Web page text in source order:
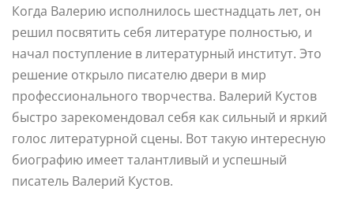
Когда Валерию исполнилось шестнадцать лет, он
решил посвятить себя литературе полностью, и
начал поступление в литературный институт. Это
решение открыло писателю двери в мир
профессионального творчества. Валерий Кустов
быстро зарекомендовал себя как сильный и яркий
голос литературной сцены. Вот такую интересную
биографию имеет талантливый и успешный
писатель Валерий Кустов.